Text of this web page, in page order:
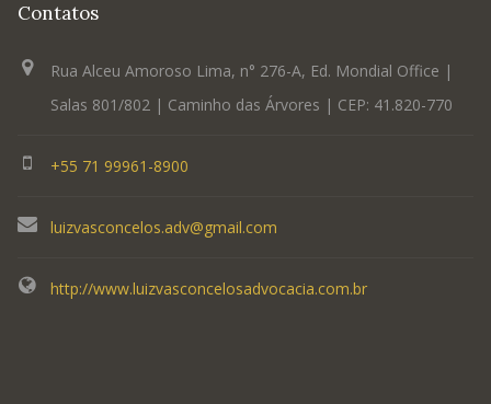
Contatos
Rua Alceu Amoroso Lima, n° 276-A, Ed. Mondial Office |
Salas 801/802 | Caminho das Árvores | CEP: 41.820-770
+55 71 99961-8900
luizvasconcelos.adv@gmail.com
http://www.luizvasconcelosadvocacia.com.br